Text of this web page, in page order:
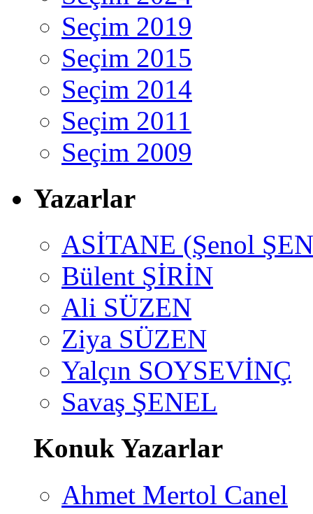
Seçim 2019
Seçim 2015
Seçim 2014
Seçim 2011
Seçim 2009
Yazarlar
ASİTANE (Şenol
Bülent ŞİRİN
Ali SÜZEN
Ziya SÜZEN
Yalçın SOYSEVİNÇ
Savaş ŞENEL
Konuk Yazarlar
Ahmet Mertol Canel